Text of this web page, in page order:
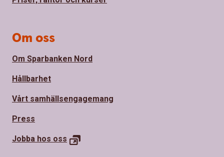
Om oss
Om Sparbanken Nord
Hållbarhet
Vårt samhällsengagemang
Press
Jobba hos oss